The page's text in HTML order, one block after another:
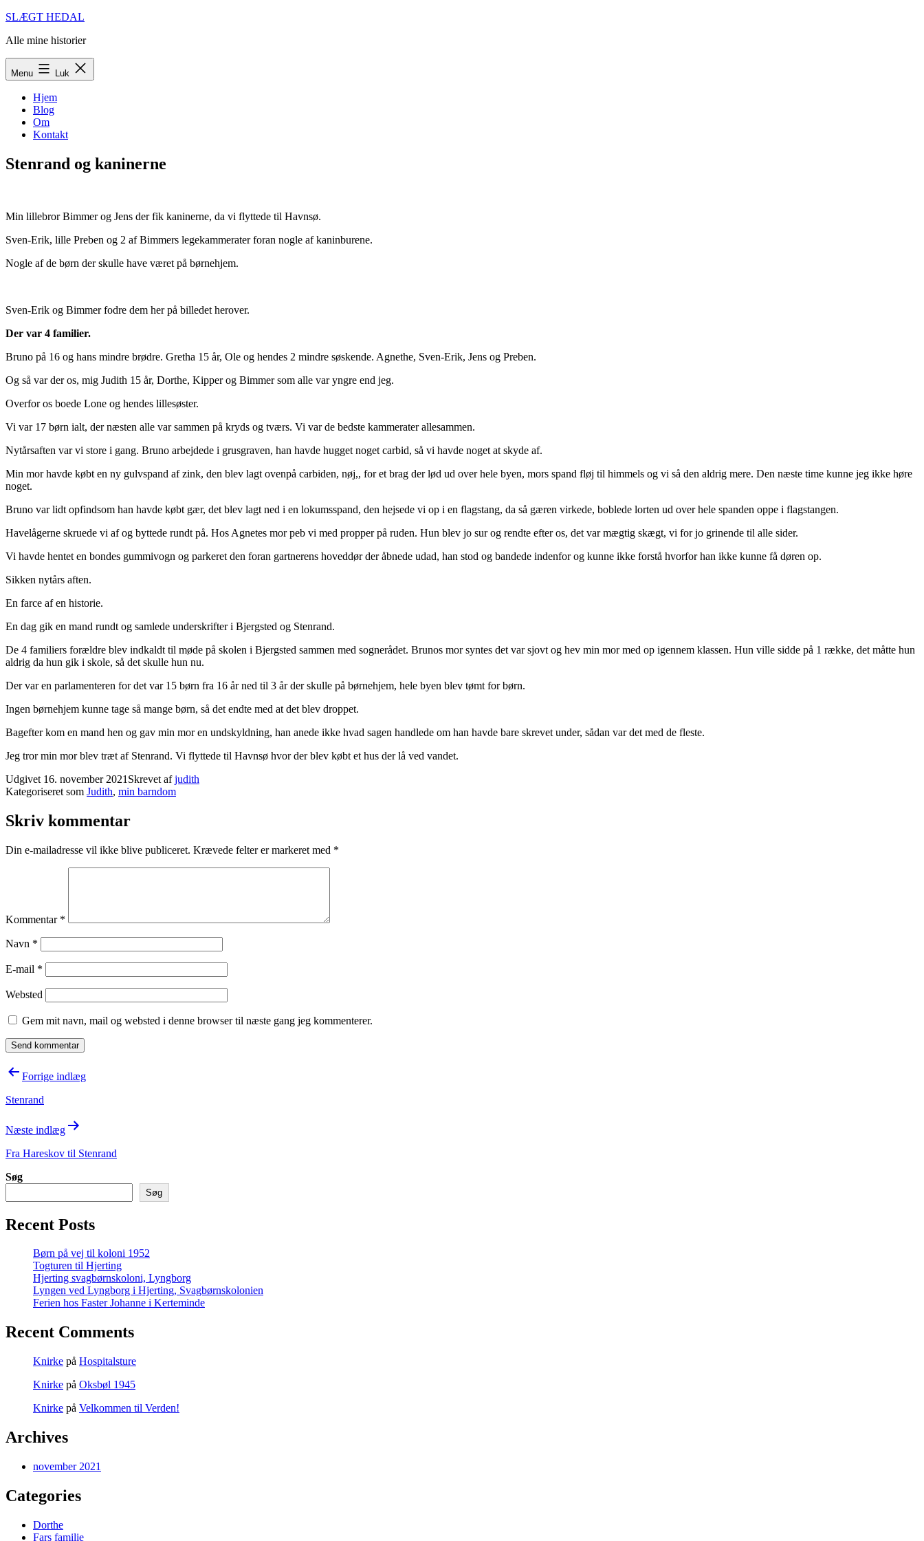
Fortsæt
indhold
SLÆGT HEDAL
Alle mine historier
Menu Luk
Hjem
Blog
Om
Kontakt
Stenrand og kaninerne
Min lillebror Bimmer og Jens der fik kaninerne, da vi flyttede til Havnsø.
Sven-Erik, lille Preben og 2 af Bimmers legekammerater foran nogle af kaninburene.
Nogle af de børn der skulle have været på børnehjem.
Sven-Erik og Bimmer fodre dem her på billedet herover.
Der var 4 familier.
Bruno på 16 og hans mindre brødre. Gretha 15 år, Ole og hendes 2 mindre søskende. Agnethe, Sven-Erik, Jens og Preben.
Og så var der os, mig Judith 15 år, Dorthe, Kipper og Bimmer som alle var yngre end jeg.
Overfor os boede Lone og hendes lillesøster.
Vi var 17 børn ialt, der næsten alle var sammen på kryds og tværs. Vi var de bedste kammerater allesammen.
Nytårsaften var vi store i gang. Bruno arbejdede i grusgraven, han havde hugget noget carbid, så vi havde noget at skyde af.
Min mor havde købt en ny gulvspand af zink, den blev lagt ovenpå carbiden, nøj,, for et brag der lød ud over hele byen, mors spand fløj til himmels og vi så den aldrig mere. Den næste time kunne jeg ikke høre
noget.
Bruno var lidt opfindsom han havde købt gær, det blev lagt ned i en lokumsspand, den hejsede vi op i en flagstang, da så gæren virkede, boblede lorten ud over hele spanden oppe i flagstangen.
Havelågerne skruede vi af og byttede rundt på. Hos Agnetes mor peb vi med propper på ruden. Hun blev jo sur og rendte efter os, det var mægtig skægt, vi for jo grinende til alle sider.
Vi havde hentet en bondes gummivogn og parkeret den foran gartnerens hoveddør der åbnede udad, han stod og bandede indenfor og kunne ikke forstå hvorfor han ikke kunne få døren op.
Sikken nytårs aften.
En farce af en historie.
En dag gik en mand rundt og samlede underskrifter i Bjergsted og Stenrand.
De 4 familiers forældre blev indkaldt til møde på skolen i Bjergsted sammen med sognerådet. Brunos mor syntes det var sjovt og hev min mor med op igennem klassen. Hun ville sidde på 1 række, det måtte hun
aldrig da hun gik i skole, så det skulle hun nu.
Der var en parlamenteren for det var 15 børn fra 16 år ned til 3 år der skulle på børnehjem, hele byen blev tømt for børn.
Ingen børnehjem kunne tage så mange børn, så det endte med at det blev droppet.
Bagefter kom en mand hen og gav min mor en undskyldning, han anede ikke hvad sagen handlede om han havde bare skrevet under, sådan var det med de fleste.
Jeg tror min mor blev træt af Stenrand. Vi flyttede til Havnsø hvor der blev købt et hus der lå ved vandet.
Udgivet 16. november 2021 Skrevet afjudith
Kategoriseret som Judith, min barndom
Skriv kommentar
Din e-mailadresse vil ikke blive publiceret. Krævede felter er markeret med *
Kommentar *
Navn *
E-mail *
Websted
Gem mit navn, mail og websted i denne browser til næste gang jeg kommenterer.
Indlægsnavigation
Forrige indlæg
Stenrand
Næste indlæg
Fra Hareskov til Stenrand
Søg
Søg
Recent Posts
Børn på vej til koloni 1952
Togturen til Hjerting
Hjerting svagbørnskoloni, Lyngborg
Lyngen ved Lyngborg i Hjerting, Svagbørnskolonien
Ferien hos Faster Johanne i Kerteminde
Recent Comments
Knirke på Hospitalsture
Knirke på Oksbøl 1945
Knirke på Velkommen til Verden!
Archives
november 2021
Categories
Dorthe
Fars familie